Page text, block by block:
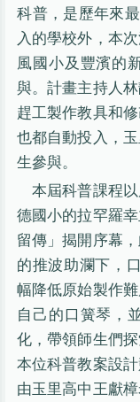
科普，是歷年來
入的學校外，本
風國小及豐濱的
與。計畫主持人
趕工製作教具和
也都自動投入，
生參與。
本屆科普課程
德國小的拉罕羅
留傳」揭開序幕
的推波助瀾下，
幅降低原始製作
自己的口簧琴，
化，帶領師生們
本位科普教案設
由玉里高中王獻